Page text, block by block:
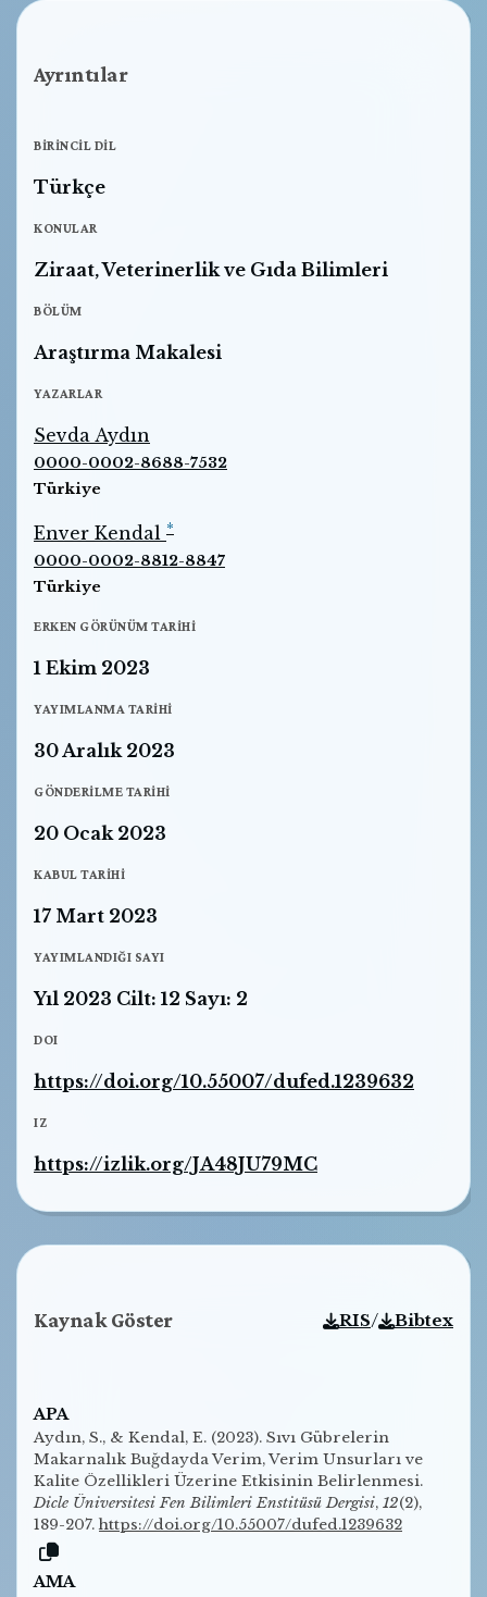
Ayrıntılar
BIRINCIL DIL
Türkçe
KONULAR
Ziraat, Veterinerlik ve Gıda Bilimleri
BÖLÜM
Araştırma Makalesi
YAZARLAR
Sevda Aydın
0000-0002-8688-7532
Türkiye
Enver Kendal *
0000-0002-8812-8847
Türkiye
ERKEN GÖRÜNÜM TARIHI
1 Ekim 2023
YAYIMLANMA TARIHI
30 Aralık 2023
GÖNDERILME TARIHI
20 Ocak 2023
KABUL TARIHI
17 Mart 2023
YAYIMLANDIĞI SAYI
Yıl 2023 Cilt: 12 Sayı: 2
DOI
https://doi.org/10.55007/dufed.1239632
IZ
https://izlik.org/JA48JU79MC
Kaynak Göster RIS/ Bibtex
APA
Aydın, S., & Kendal, E. (2023). Sıvı Gübrelerin
Makarnalık Buğdayda Verim, Verim Unsurları ve
Kalite Özellikleri Üzerine Etkisinin Belirlenmesi.
Dicle Üniversitesi Fen Bilimleri Enstitüsü Dergisi, 12(2),
189-207.https://doi.org/10.55007/dufed.1239632
AMA